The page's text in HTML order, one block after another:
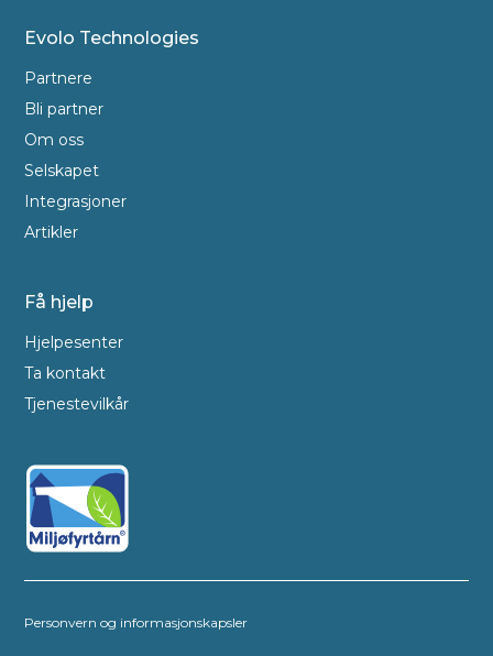
Evolo Technologies
Partnere
Bli partner
Om oss
Selskapet
Integrasjoner
Artikler
Få hjelp
Hjelpesenter
Ta kontakt
Tjenestevilkår
Personvern og informasjonskapsler